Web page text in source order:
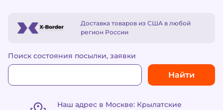
Доставка товаров из США в любой
регион России
Поиск состояния посылки, заявки
Найти
Наш адрес в Москве: Крылатские